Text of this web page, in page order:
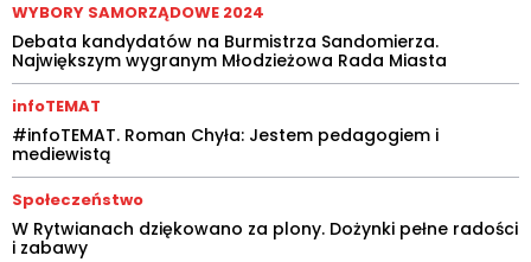
WYBORY SAMORZĄDOWE 2024
Debata kandydatów na Burmistrza Sandomierza.
Największym wygranym Młodzieżowa Rada Miasta
infoTEMAT
#infoTEMAT. Roman Chyła: Jestem pedagogiem i
mediewistą
Społeczeństwo
W Rytwianach dziękowano za plony. Dożynki pełne radości
i zabawy